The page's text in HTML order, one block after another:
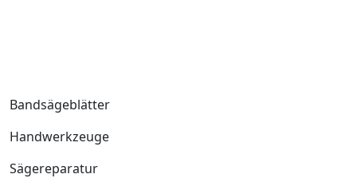
Bandsägeblätter
Handwerkzeuge
Sägereparatur